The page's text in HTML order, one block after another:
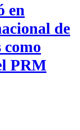
en
de
como
PRM